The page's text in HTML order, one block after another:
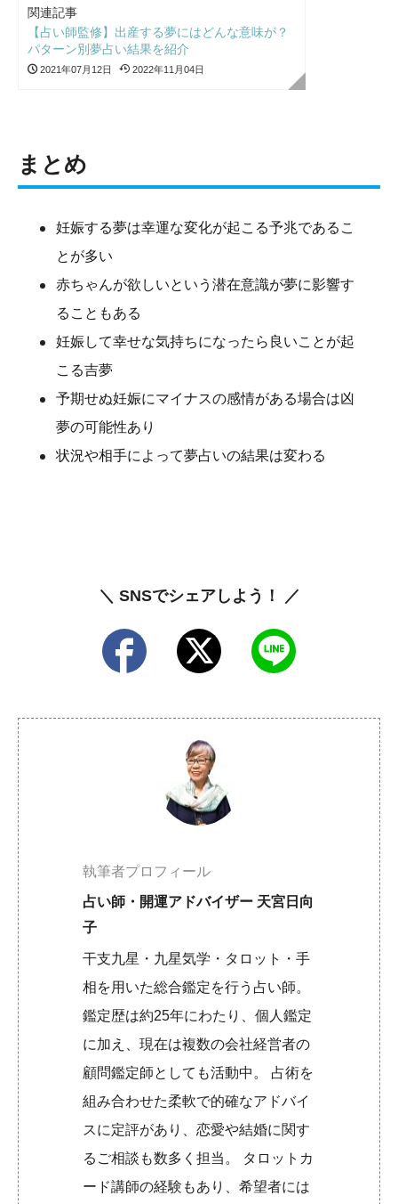
関連記事
【占い師監修】出産する夢にはどんな意味が？
パターン別夢占い結果を紹介
2021年07月12日 2022年11月04日
まとめ
妊娠する夢は幸運な変化が起こる予兆であるこ
とが多い
赤ちゃんが欲しいという潜在意識が夢に影響す
ることもある
妊娠して幸せな気持ちになったら良いことが起
こる吉夢
予期せぬ妊娠にマイナスの感情がある場合は凶
夢の可能性あり
状況や相手によって夢占いの結果は変わる
＼ SNSでシェアしよう！ ／
執筆者プロフィール
占い師・開運アドバイザー 天宮日向
子
干支九星・九星気学・タロット・手
相を用いた総合鑑定を行う占い師。
鑑定歴は約25年にわたり、個人鑑定
に加え、現在は複数の会社経営者の
顧問鑑定師としても活動中。 占術を
組み合わせた柔軟で的確なアドバイ
スに定評があり、恋愛や結婚に関す
るご相談も数多く担当。 タロットカ
ード講師の経験もあり、希望者には